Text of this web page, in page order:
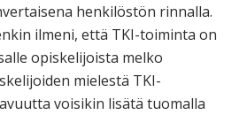
henkilöstön rinnalla.
ilmeni, että TKI-toiminta on
opiskelijoista melko
mielestä TKI-
voisikin lisätä tuomalla